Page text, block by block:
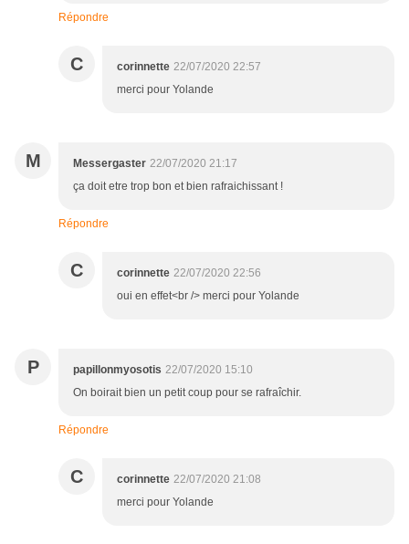
Répondre
C corinnette 22/07/2020 22:57
merci pour Yolande
M Messergaster 22/07/2020 21:17
ça doit etre trop bon et bien rafraichissant !
Répondre
C corinnette 22/07/2020 22:56
oui en effet<br /> merci pour Yolande
P papillonmyosotis 22/07/2020 15:10
On boirait bien un petit coup pour se rafraîchir.
Répondre
C corinnette 22/07/2020 21:08
merci pour Yolande